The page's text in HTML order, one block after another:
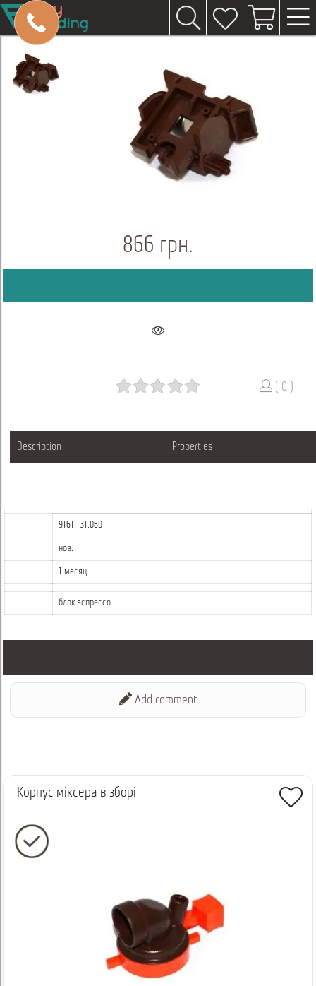
866 грн.
( 0 )
Description Properties
9161.131.060
нов.
1 месяц
блок эспрессо
Add comment
Корпус міксера в зборі